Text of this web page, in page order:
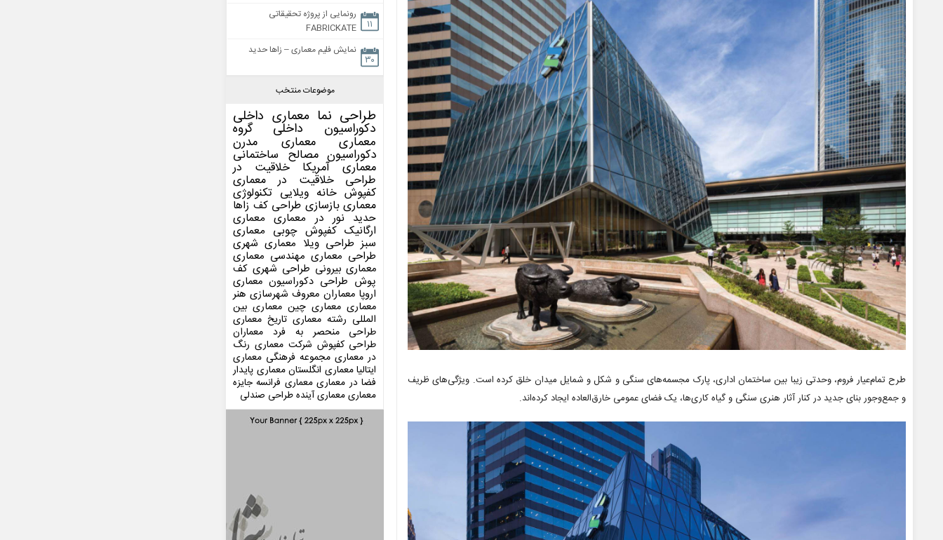
طرح تمام‌عیار فروم، وحدتی زیبا بین ساختمان اداری، پارک مجسمه‌های سنگی و شکل و شمایل میدان خلق کرده است. ویژگی‌های ظریف
و جمع‌وجور بنای جدید در کنار آثار هنری سنگی و گیاه کاری‌ها، یک فضای عمومی خارق‌العاده ایجاد کرده‌اند.
۱۱
رونمایی از پروژه تحقیقاتی
FABRICKATE
۳۰
نمایش فلیم معماری – زاها حدید
موضوعات منتخب
طراحی نما معماری داخلی
دکوراسیون داخلی گروه
معماری معماری مدرن
دکوراسیون مصالح ساختمانی
معماری آمریکا خلاقیت در
طراحی خلاقیت در معماری
کفپوش خانه ویلایی تکنولوژی
معماری بازسازی طراحی کف زاها
حدید نور در معماری معماری
ارگانیک کفپوش چوبی معماری
سبز طراحی ویلا معماری شهری
طراحی معماری مهندسی معماری
معماری بیرونی طراحی شهری کف
پوش طراحی دکوراسیون معماری
اروپا معماران معروف شهرسازی هنر
معماری معماری چین معماری بین
المللی رشته معماری تاریخ معماری
طراحی منحصر به فرد معماران
طراحی کفپوش شرکت معماری رنگ
در معماری مجموعه فرهنگی معماری
ایتالیا معماری انگلستان معماری پایدار
فضا در معماری معماری فرانسه جایزه
معماریمعماری آیندهطراحی صندلی